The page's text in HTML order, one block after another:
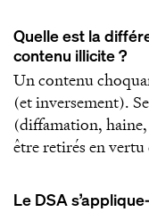
Quelle est la
contenu illicite ?
Un contenu
(et inversement).
(diffamation,
être retirés en
Le DSA